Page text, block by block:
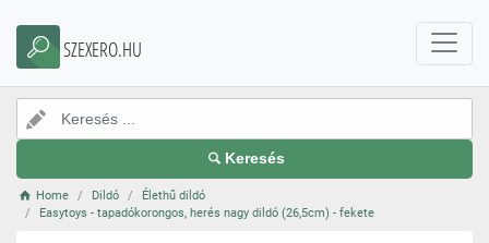
SZEXERO.HU
Keresés
Home Dildó
Élethű dildó
Easytoys - tapadókorongos, herés nagy dildó (26,5cm) - fekete